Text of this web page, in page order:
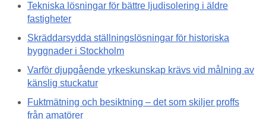
Tekniska lösningar för bättre ljudisolering i äldre
fastigheter
Skräddarsydda ställningslösningar för historiska
byggnader i Stockholm
Varför djupgående yrkeskunskap krävs vid målning av
känslig stuckatur
Fuktmätning och besiktning – det som skiljer proffs
från amatörer